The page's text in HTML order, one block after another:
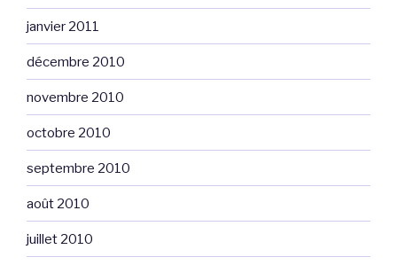
janvier 2011
décembre 2010
novembre 2010
octobre 2010
septembre 2010
août 2010
juillet 2010